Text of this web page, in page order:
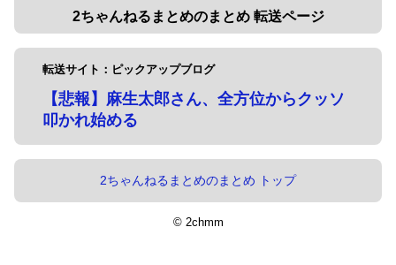
2ちゃんねるまとめのまとめ 転送ページ
転送サイト：ピックアップブログ
【悲報】麻生太郎さん、全方位からクッソ
叩かれ始める
2ちゃんねるまとめのまとめ トップ
© 2chmm